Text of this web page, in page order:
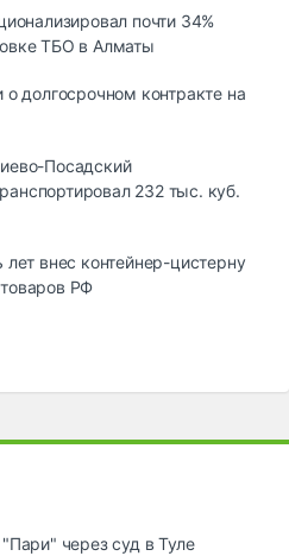
почти 34%
ТБО в Алматы
о долгосрочном контракте на
Посадский
232 тыс. куб.
внес контейнер-цистерну
РФ
через суд в Туле